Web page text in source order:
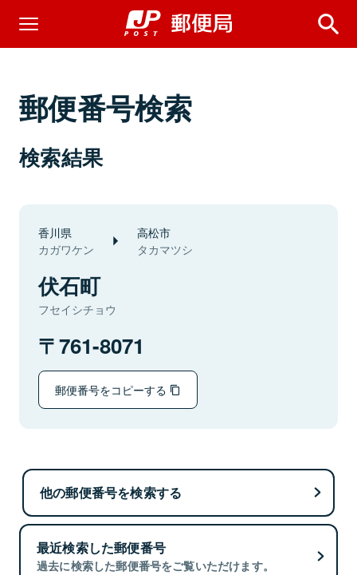
郵便番号検索
検索結果
香川県
カガワケン
高松市
タカマツシ
伏石町
フセイシチョウ
761-8071
郵便番号をコピーする
他の郵便番号を検索する
最近検索した郵便番号
過去に検索した郵便番号をご覧いただけます。